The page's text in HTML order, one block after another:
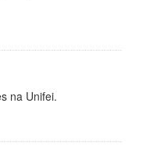
na Unifei.